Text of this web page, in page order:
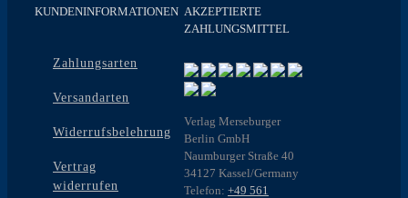
KUNDENINFORMATIONEN
Zahlungsarten
Versandarten
Widerrufsbelehrung
Vertrag
widerrufen
AKZEPTIERTE
ZAHLUNGSMITTEL
Verlag Merseburger
Berlin GmbH
Naumburger Straße 40
34127 Kassel/Germany
Telefon: +49 561